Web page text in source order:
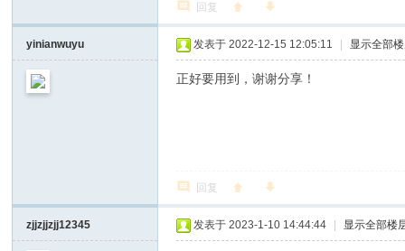
回复
yinianwuyu 发表于 2022-12-15 12:05:11 显示全部
正好要用到，谢谢分享！
回复
zjjzjjzjj12345 发表于 2023-1-10 14:44:44 显示全部楼